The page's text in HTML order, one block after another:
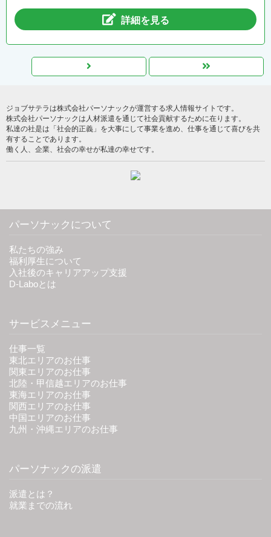
詳細を見る
ジョブサテラは株式会社パーソナックが運営する求人情報サイトです。
株式会社パーソナックは人材派遣を通じて社会貢献するために在ります。
私達の社是は「社会的正義」を大事にして事業を進め、仕事を通じて喜びを共
有することであります。
働く人、企業、社会の幸せが私達の幸せです。
パーソナックについて
私たちの強み
福利厚生について
入社後のキャリアアップ支援
D-Laboとは
サービスメニュー
仕事一覧
東北エリアのお仕事
関東エリアのお仕事
北陸・甲信越エリアのお仕事
東海エリアのお仕事
関西エリアのお仕事
中国エリアのお仕事
九州・沖縄エリアのお仕事
パーソナックの派遣
派遣とは？
就業までの流れ